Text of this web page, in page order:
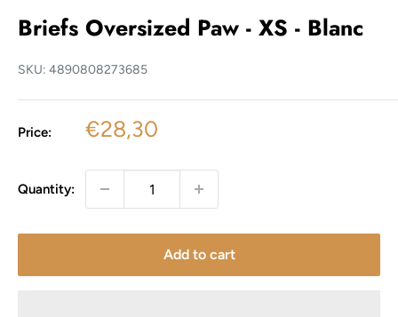
Briefs Oversized Paw - XS - Blanc
SKU: 4890808273685
Price:
Sale
€28,30
Quantity:
Add to cart